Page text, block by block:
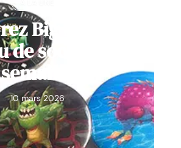
Big Monster,
de société de la
semaine
10 mars 2026